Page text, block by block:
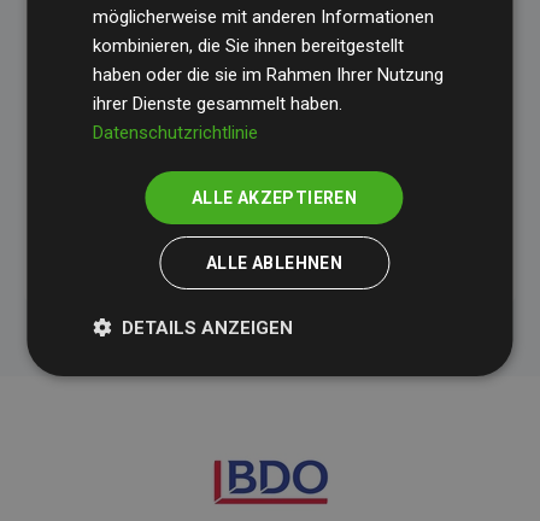
Klimawirkung und Transparenz. Weitere
Informationen zu den einzelnen Projekten finden
Sie hier.
Initiative Websites, die Klimaprojekte unterstützen
möglicherweise mit anderen Informationen
kombinieren, die Sie ihnen bereitgestellt
haben oder die sie im Rahmen Ihrer Nutzung
ihrer Dienste gesammelt haben.
Datenschutzrichtlinie
ALLE AKZEPTIEREN
ALLE ABLEHNEN
DETAILS ANZEIGEN